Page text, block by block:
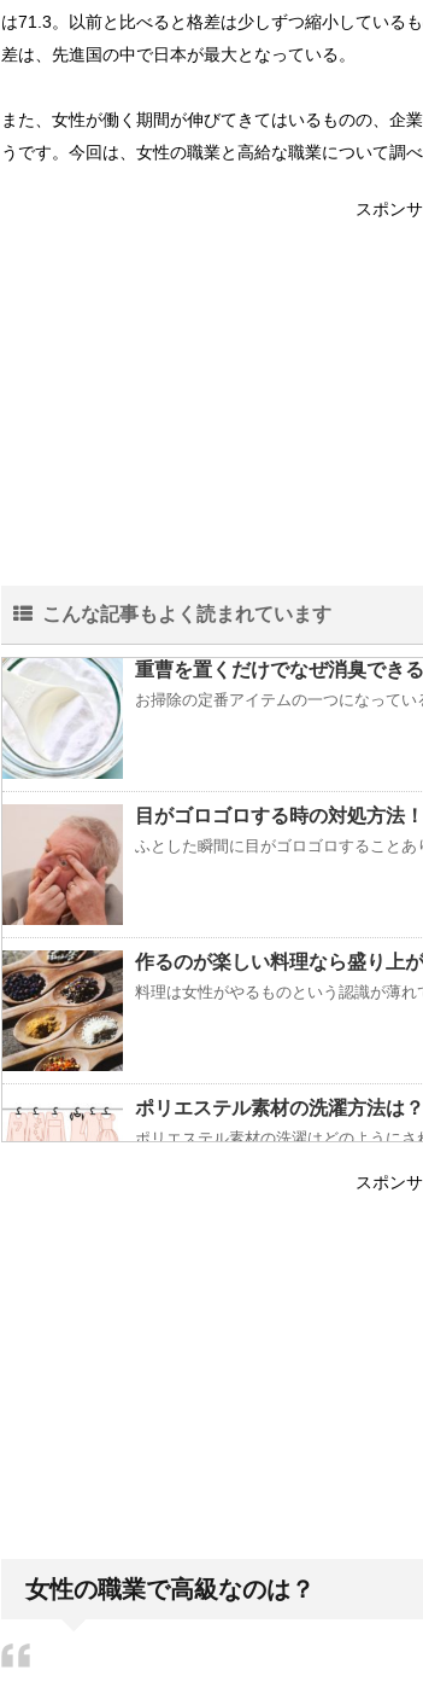
は71.3。以前と比べると格差は少しずつ縮小している
差は、先進国の中で日本が最大となっている。
また、女性が働く期間が伸びてきてはいるものの、企
うです。今回は、女性の職業と高給な職業について調べ
スポン
こんな記事もよく読まれています
重曹を置くだけでなぜ消臭でき
お掃除の定番アイテムの一つになってい
目がゴロゴロする時の対処方法！
ふとした瞬間に目がゴロゴロすることあ
作るのが楽しい料理なら盛り上
料理は女性がやるものという認識が薄れ
ポリエステル素材の洗濯方法は
ポリエステル素材の洗濯はどのように
登山専門店をのぞいてみると様々なメー
スポン
女性の職業で高級なのは？